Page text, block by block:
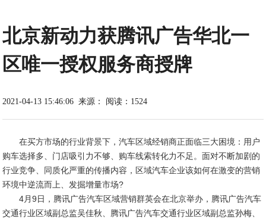
北京新动力获腾讯广告华北一
区唯一授权服务商授牌
2021-04-13 15:46:06 来源： 阅读：1524
在买方市场的行业背景下，汽车区域经销商正面临三大困境：用户
购车选择多、门店吸引力不够、购车线索转化力不足。面对不断加剧的
行业竞争、同质化严重的传播内容，区域汽车企业该如何在激变的营销
环境中逆流而上、发掘增量市场?
4月9日，腾讯广告汽车区域营销群英会在北京举办，腾讯广告汽车
交通行业区域副总监吴佳秋、腾讯广告汽车交通行业区域副总监孙梅、